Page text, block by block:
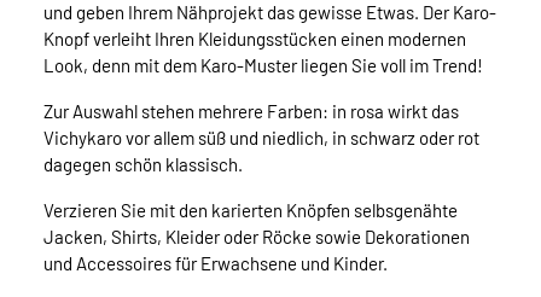
und geben Ihrem Nähprojekt das gewisse Etwas. Der Karo-
Knopf verleiht Ihren Kleidungsstücken einen modernen
Look, denn mit dem Karo-Muster liegen Sie voll im Trend!
Zur Auswahl stehen mehrere Farben: in rosa wirkt das
Vichykaro vor allem süß und niedlich, in schwarz oder rot
dagegen schön klassisch.
Verzieren Sie mit den karierten Knöpfen selbsgenähte
Jacken, Shirts, Kleider oder Röcke sowie Dekorationen
und Accessoires für Erwachsene und Kinder.